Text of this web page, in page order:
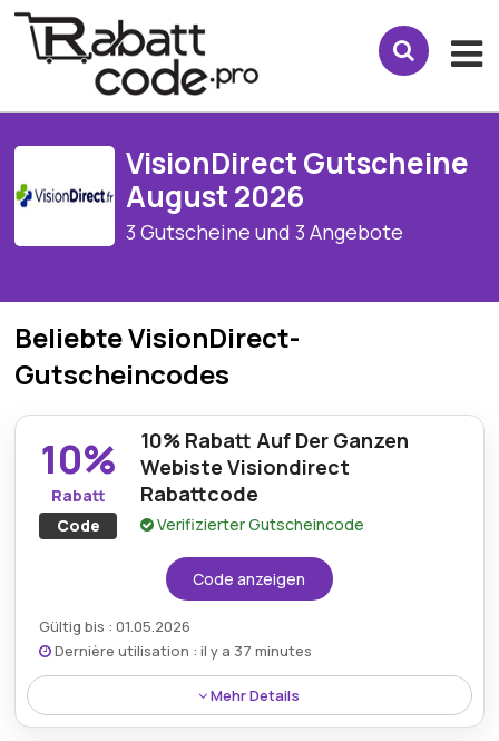
VisionDirect Gutscheine
August 2026
3 Gutscheine und 3 Angebote
Beliebte VisionDirect-
Gutscheincodes
10%
Rabatt
Code
10% Rabatt Auf Der Ganzen
Webiste Visiondirect
Rabattcode
Verifizierter Gutscheincode
Code anzeigen
Gültig bis : 01.05.2026
Dernière utilisation : il y a 37 minutes
Mehr Details
Kunden können 10% Rabatt auf das gesamte